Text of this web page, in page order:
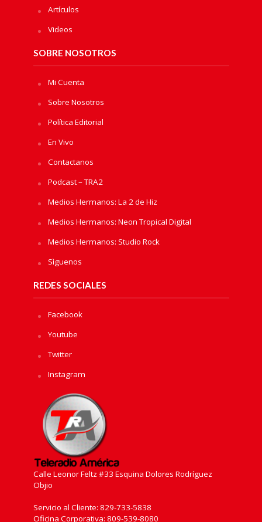
Artículos
Videos
SOBRE NOSOTROS
Mi Cuenta
Sobre Nosotros
Política Editorial
En Vivo
Contactanos
Podcast – TRA2
Medios Hermanos: La 2 de Hiz
Medios Hermanos: Neon Tropical Digital
Medios Hermanos: Studio Rock
Sìguenos
REDES SOCIALES
Facebook
Youtube
Twitter
Instagram
Calle Leonor Feltz #33 Esquina Dolores Rodríguez
Objio
Servicio al Cliente: 829-733-5838
Oficina Corporativa: 809-539-8080